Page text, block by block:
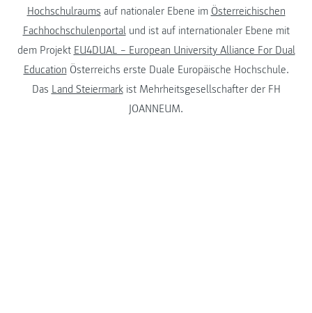
Hochschulraums auf nationaler Ebene im Österreichischen
Fachhochschulenportalund ist auf internationaler Ebene mit
dem Projekt EU4DUAL – European University Alliance For Dual
Education Österreichs erste Duale Europäische Hochschule.
Das Land Steiermarkist Mehrheitsgesellschafter der FH
JOANNEUM.